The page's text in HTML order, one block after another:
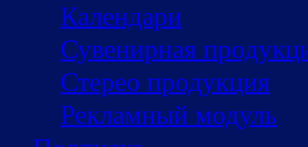
Календари
Сувенирная
Стерео продукция
Рекламный модуль